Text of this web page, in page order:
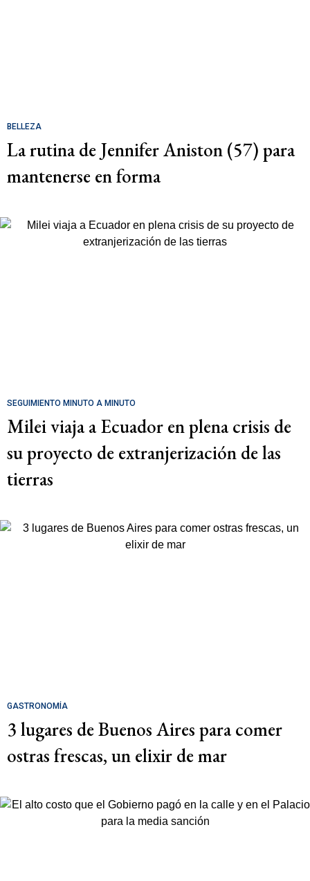
BELLEZA
La rutina de Jennifer Aniston (57) para
mantenerse en forma
SEGUIMIENTO MINUTO A MINUTO
Milei viaja a Ecuador en plena crisis de
su proyecto de extranjerización de las
tierras
GASTRONOMÍA
3 lugares de Buenos Aires para comer
ostras frescas, un elixir de mar